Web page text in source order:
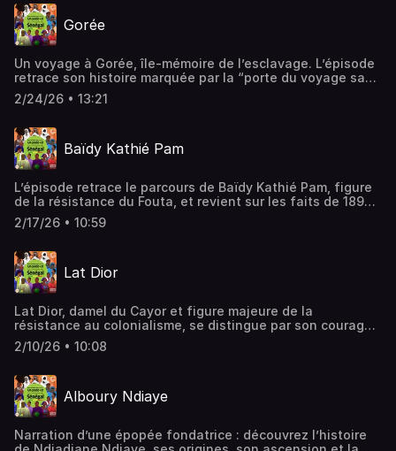
Gorée
Un voyage à Gorée, île-mémoire de l’esclavage. L’épisode
retrace son histoire marquée par la “porte du voyage sans
retour”, les figures qui l’ont traversée et la force
symbolique d’un lieu inscrit au patrimoine mondial.
2/24/26 • 13:21
Baïdy Kathié Pam
L’épisode retrace le parcours de Baïdy Kathié Pam, figure
de la résistance du Fouta, et revient sur les faits de 1890
qui ont conduit à l’exécution de ce jeune opposant à
l’ordre colonial.
2/17/26 • 10:59
Lat Dior
Lat Dior, damel du Cayor et figure majeure de la
résistance au colonialisme, se distingue par son courage,
ses alliances décisives et son dernier combat en 1886 –
symbole d’une détermination inébranlable.
2/10/26 • 10:08
Alboury Ndiaye
Narration d’une épopée fondatrice : découvrez l’histoire